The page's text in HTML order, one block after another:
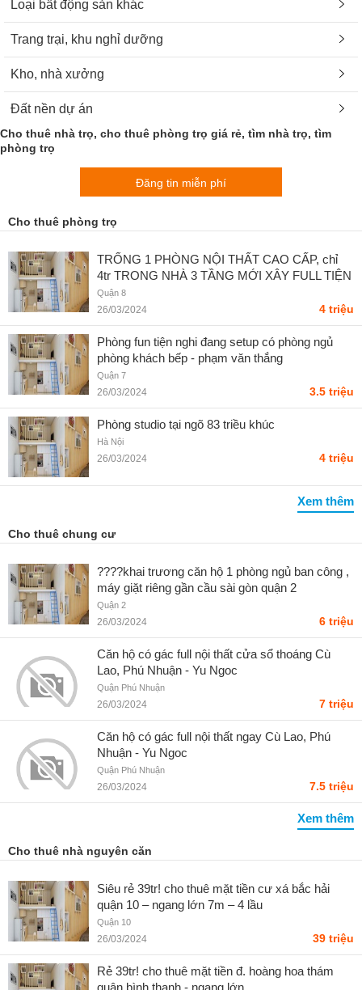
Loại bất động sản khác
Trang trại, khu nghỉ dưỡng
Kho, nhà xưởng
Đất nền dự án
Cho thuê nhà trọ, cho thuê phòng trọ giá rẻ, tìm nhà trọ, tìm
phòng trọ
Đăng tin miễn phí
Cho thuê phòng trọ
TRỐNG 1 PHÒNG NỘI THẤT CAO CẤP, chỉ
4tr TRONG NHÀ 3 TẦNG MỚI XÂY FULL TIỆN
NGHI, Q8 - Liên hệ SĐT
Quận 8
26/03/2024 4 triệu
Phòng fun tiện nghi đang setup có phòng ngủ
phòng khách bếp - phạm văn thắng
Quận 7
26/03/2024 3.5 triệu
Phòng studio tại ngõ 83 triều khúc
Hà Nội
26/03/2024 4 triệu
Xem thêm
Cho thuê chung cư
????khai trương căn hộ 1 phòng ngủ ban công ,
máy giặt riêng gần cầu sài gòn quận 2
Quận 2
26/03/2024 6 triệu
Căn hộ có gác full nội thất cửa sổ thoáng Cù
Lao, Phú Nhuận - Yu Ngoc
Quận Phú Nhuận
26/03/2024 7 triệu
Căn hộ có gác full nội thất ngay Cù Lao, Phú
Nhuận - Yu Ngoc
Quận Phú Nhuận
26/03/2024 7.5 triệu
Xem thêm
Cho thuê nhà nguyên căn
Siêu rẻ 39tr! cho thuê mặt tiền cư xá bắc hải
quận 10 – ngang lớn 7m – 4 lầu
Quận 10
26/03/2024 39 triệu
Rẻ 39tr! cho thuê mặt tiền đ. hoàng hoa thám
quận bình thạnh - ngang lớn